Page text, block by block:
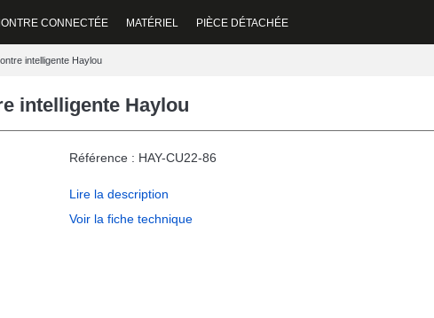
CONNECTÉE MATÉRIEL PIÈCE DÉTACHÉE
intelligente Haylou
intelligente Haylou
Référence : HAY-CU22-86
Lire la description
Voir la fiche technique